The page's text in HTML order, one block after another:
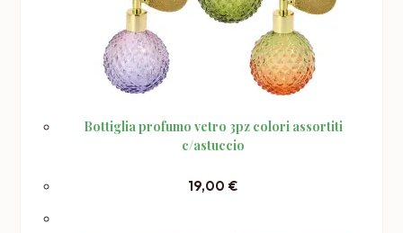
Bottiglia profumo vetro 3pz colori assortiti
c/astuccio
19,00 €